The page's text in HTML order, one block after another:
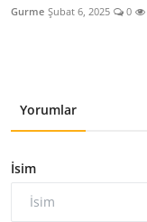
Gurme Şubat 6, 2025 0
Yorumlar
İsim